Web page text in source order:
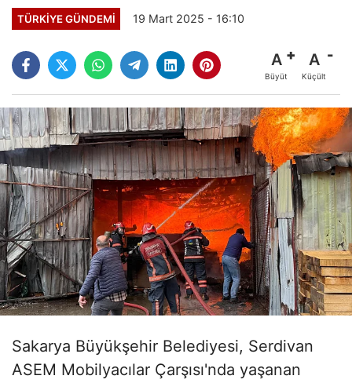
TÜRKİYE GÜNDEMİ 19 Mart 2025 - 16:10
A
Büyüt
A
Küçült
Sakarya Büyükşehir Belediyesi, Serdivan
ASEM Mobilyacılar Çarşısı'nda yaşanan